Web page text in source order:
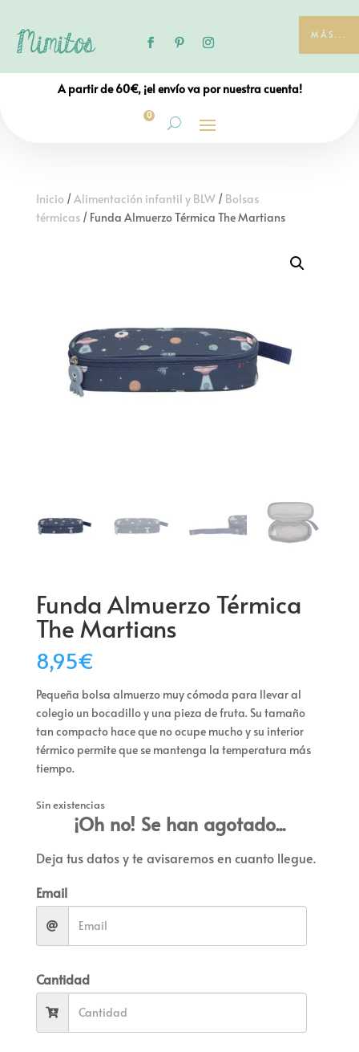
MÁS...
A partir de 60€, ¡el envío va por nuestra cuenta!
0
Inicio /Alimentación infantil y BLW/ Bolsas
térmicas/ Funda Almuerzo Térmica The Martians
Funda Almuerzo Térmica
The Martians
8,95€
Pequeña bolsa almuerzo muy cómoda para llevar al
colegio un bocadillo y una pieza de fruta. Su tamaño
tan compacto hace que no ocupe mucho y su interior
térmico permite que se mantenga la temperatura más
tiempo.
Sin existencias
¡Oh no! Se han agotado...
Deja tus datos y te avisaremos en cuanto llegue.
Email
Cantidad